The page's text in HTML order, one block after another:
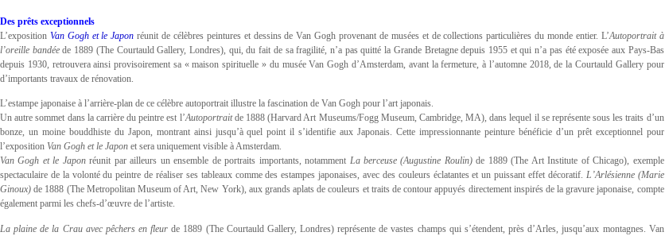
Des prêts exceptionnels
L’exposition Van Gogh et le Japon réunit de célèbres peintures et dessins de Van Gogh provenant de musées et de collections particulières du monde entier. L’Autoportrait à
l’oreille bandéede 1889 (The Courtauld Gallery, Londres), qui, du fait de sa fragilité, n’a pas quitté la Grande Bretagne depuis 1955 et qui n’a pas été exposée aux Pays-Bas
depuis 1930, retrouvera ainsi provisoirement sa « maison spirituelle » du musée Van Gogh d’Amsterdam, avant la fermeture, à l’automne 2018, de la Courtauld Gallery pour
d’importants travaux de rénovation.
L’estampe japonaise à l’arrière-plan de ce célèbre autoportrait illustre la fascination de Van Gogh pour l’art japonais.
Un autre sommet dans la carrière du peintre est l’Autoportraitde 1888 (Harvard Art Museums/Fogg Museum, Cambridge, MA), dans lequel il se représente sous les traits d’un
bonze, un moine bouddhiste du Japon, montrant ainsi jusqu’à quel point il s’identifie aux Japonais. Cette impressionnante peinture bénéficie d’un prêt exceptionnel pour
l’exposition Van Gogh et le Japon et sera uniquement visible à Amsterdam.
Van Gogh et le Japonréunit par ailleurs un ensemble de portraits importants, notamment La berceuse (Augustine Roulin)de 1889 (The Art Institute of Chicago), exemple
spectaculaire de la volonté du peintre de réaliser ses tableaux comme des estampes japonaises, avec des couleurs éclatantes et un puissant effet décoratif. L’Arlésienne (Marie
Ginoux) de 1888 (The Metropolitan Museum of Art, New York), aux grands aplats de couleurs et traits de contour appuyés directement inspirés de la gravure japonaise, compte
également parmi les chefs-d’œuvre de l’artiste.
La plaine de la Crau avec pêchers en fleur de 1889 (The Courtauld Gallery, Londres) représente de vastes champs qui s’étendent, près d’Arles, jusqu’aux montagnes. Van